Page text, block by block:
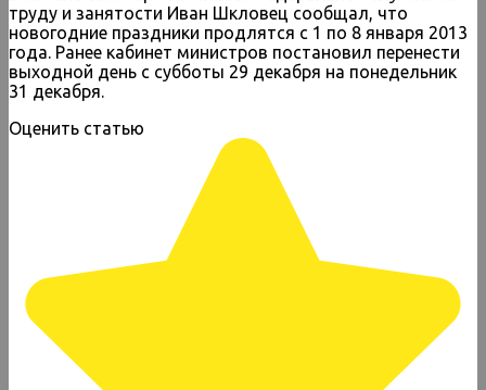
труду и занятости Иван Шкловец сообщал, что
новогодние праздники продлятся с 1 по 8 января 2013
года. Ранее кабинет министров постановил перенести
выходной день с субботы 29 декабря на понедельник
31 декабря.
Оценить статью